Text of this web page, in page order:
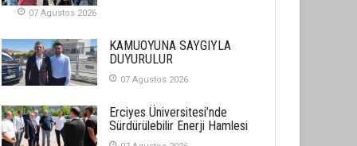
21 Haziran 2026
SEMRA ŞAHİN
KENDİNE UYANMAK
30 Temmuz 2026
Merve Şimşek
İlgi Alanlarımız ve Biz
07 Agustos 2026
KAMUOYUNA SAYGIYLA
DUYURULUR
07 Agustos 2026
Erciyes Üniversitesi’nde
Sürdürülebilir Enerji Hamlesi